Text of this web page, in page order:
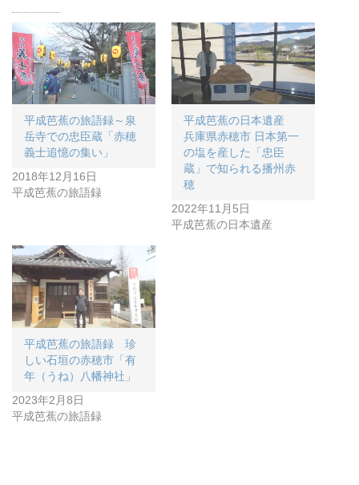
平成芭蕉の旅語録～泉
岳寺での忠臣蔵「赤穂
義士追憶の集い」
2018年12月16日
平成芭蕉の旅語録
平成芭蕉の日本遺産
兵庫県赤穂市 日本第一
の塩を産した「忠臣
蔵」で知られる播州赤
穂
2022年11月5日
平成芭蕉の日本遺産
平成芭蕉の旅語録 珍
しい石垣の赤穂市「有
年（うね）八幡神社」
2023年2月8日
平成芭蕉の旅語録